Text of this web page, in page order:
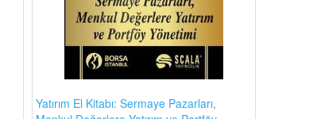
Yatırım El Kitabı: Sermaye Pazarları,